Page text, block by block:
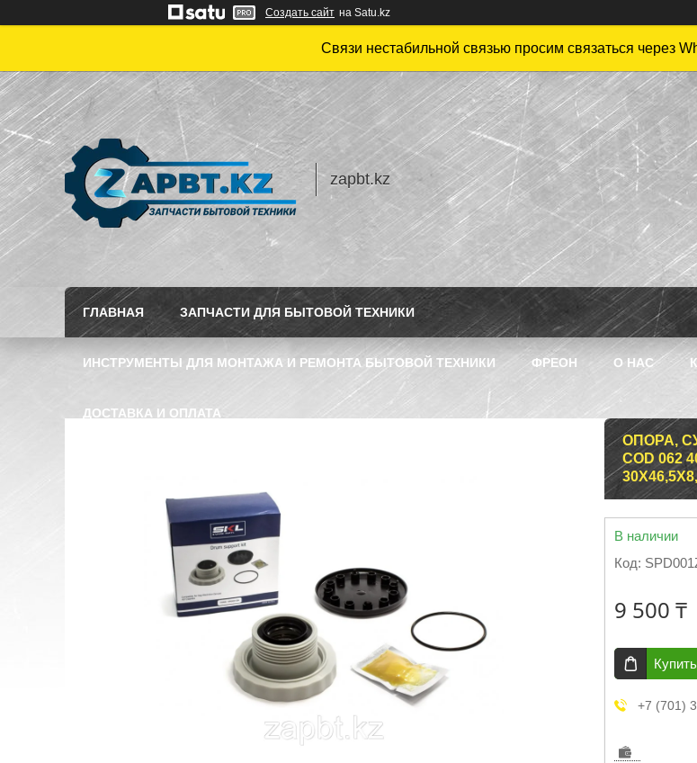
Создать сайт на Satu.kz
Связи нестабильной связью просим связаться через
zapbt.kz
ГЛАВНАЯ ЗАПЧАСТИ ДЛЯ БЫТОВОЙ ТЕХНИКИ
ИНСТРУМЕНТЫ ДЛЯ МОНТАЖА И РЕМОНТА БЫТОВОЙ ТЕХНИКИ ФРЕОН О НАС
ДОСТАВКА И ОПЛАТА
ОПОРА,
COD 062
В наличии
Код:
9 500 ₸
Купить
+7 (701)